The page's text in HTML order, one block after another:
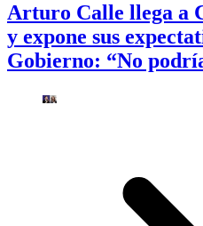
Arturo Calle llega a
y expone sus
Gobierno: “No